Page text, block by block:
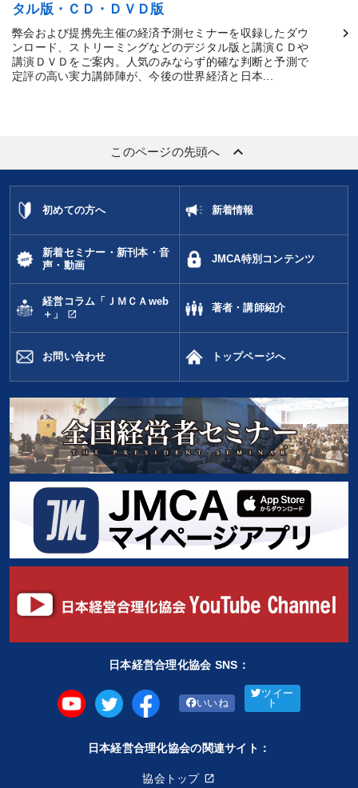
タル版・ＣＤ・ＤＶＤ版
弊会および提携先主催の経済予測セミナーを収録したダウ
ンロード、ストリーミングなどのデジタル版と講演ＣＤや
講演ＤＶＤをご案内。人気のみならず的確な判断と予測で
定評の高い実力講師陣が、今後の世界経済と日本...
このページの先頭へ keyboard_arrow_up
初めての方へ 新着情報
新着セミナー・新刊本・音
声・動画
JMCA特別コンテンツ
経営コラム「ＪＭＣＡweb
＋」
open_in_new
著者・講師紹介
お問い合わせ トップページへ
日本経営合理化協会 SNS：
いいね
ツイー
ト
日本経営合理化協会の関連サイト：
協会トップ